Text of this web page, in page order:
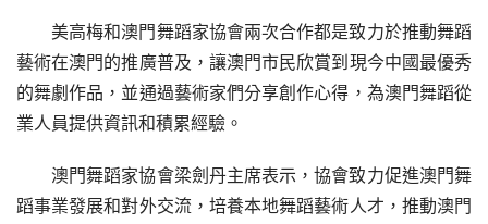
美高梅和澳門舞蹈家協會兩次合作都是致力於推動舞蹈
藝術在澳門的推廣普及，讓澳門市民欣賞到現今中國最優秀
的舞劇作品，並通過藝術家們分享創作心得，為澳門舞蹈從
業人員提供資訊和積累經驗。
澳門舞蹈家協會梁劍丹主席表示，協會致力促進澳門舞
蹈事業發展和對外交流，培養本地舞蹈藝術人才，推動澳門